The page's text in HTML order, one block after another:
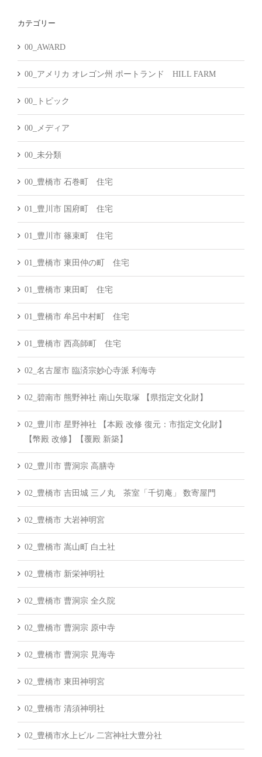
イ
カテゴリー
00_AWARD
00_アメリカ オレゴン州 ポートランド HILL FARM
00_トピック
00_メディア
00_未分類
00_豊橋市 石巻町 住宅
01_豊川市 国府町 住宅
01_豊川市 篠束町 住宅
01_豊橋市 東田仲の町 住宅
01_豊橋市 東田町 住宅
01_豊橋市 牟呂中村町 住宅
01_豊橋市 西高師町 住宅
02_名古屋市 臨済宗妙心寺派 利海寺
02_碧南市 熊野神社 南山矢取塚 【県指定文化財】
02_豊川市 星野神社 【本殿 改修 復元：市指定文化財】
【幣殿 改修】【覆殿 新築】
02_豊川市 曹洞宗 高膳寺
02_豊橋市 吉田城 三ノ丸 茶室「千切庵」 数寄屋門
02_豊橋市 大岩神明宮
02_豊橋市 嵩山町 白土社
02_豊橋市 新栄神明社
02_豊橋市 曹洞宗 全久院
02_豊橋市 曹洞宗 原中寺
02_豊橋市 曹洞宗 見海寺
02_豊橋市 東田神明宮
02_豊橋市 清須神明社
02_豊橋市水上ビル 二宮神社大豊分社